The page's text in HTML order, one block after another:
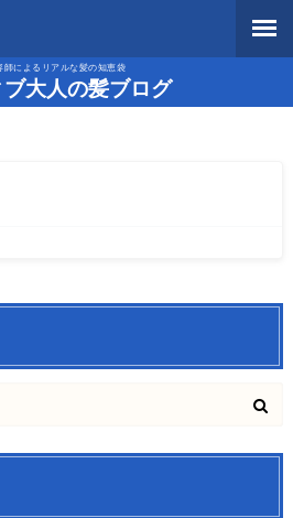
師によるリアルな髪の知恵袋
大人の髪ブログ